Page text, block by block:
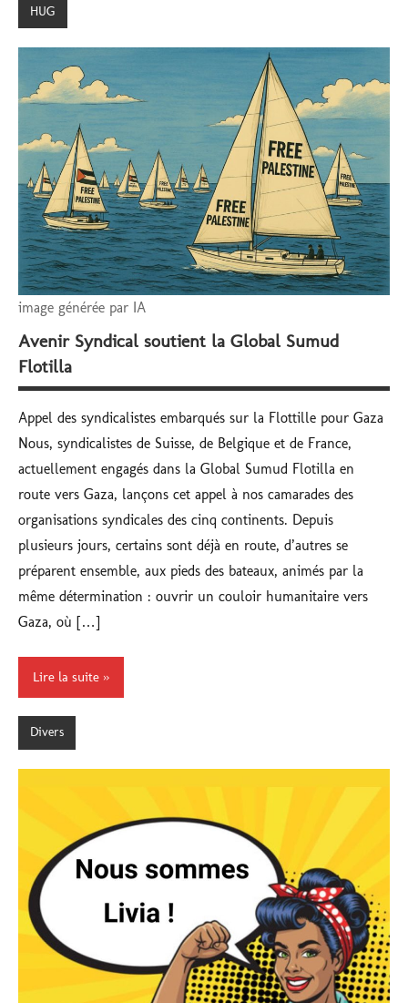
HUG
image générée par IA
Avenir Syndical soutient la Global Sumud
Flotilla
Appel des syndicalistes embarqués sur la Flottille pour Gaza
Nous, syndicalistes de Suisse, de Belgique et de France,
actuellement engagés dans la Global Sumud Flotilla en
route vers Gaza, lançons cet appel à nos camarades des
organisations syndicales des cinq continents. Depuis
plusieurs jours, certains sont déjà en route, d’autres se
préparent ensemble, aux pieds des bateaux, animés par la
même détermination : ouvrir un couloir humanitaire vers
Gaza, où […]
Lire la suite
Divers